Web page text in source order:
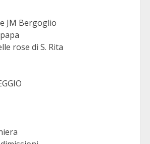
JM Bergoglio
rose di S. Rita